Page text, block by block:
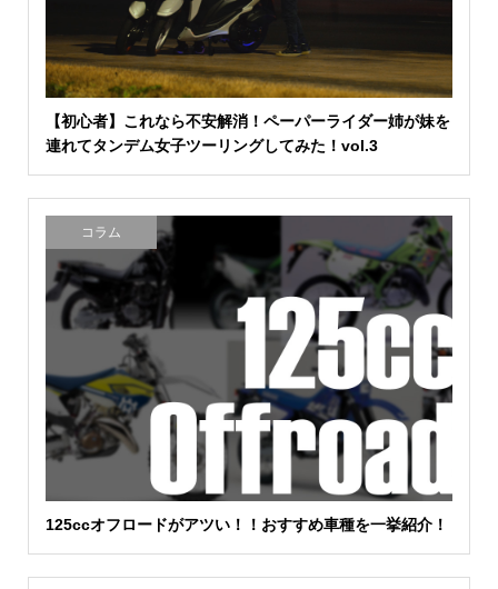
【初心者】これなら不安解消！ペーパーライダー姉が妹を
連れてタンデム女子ツーリングしてみた！vol.3
コラム
125ccオフロードがアツい！！おすすめ車種を一挙紹介！